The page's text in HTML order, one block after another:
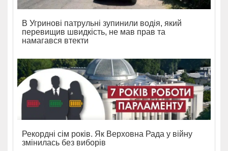
В Угринові патрульні зупинили водія, який
перевищив швидкість, не мав прав та
намагався втекти
Рекордні сім років. Як Верховна Рада у війну
змінилась без виборів